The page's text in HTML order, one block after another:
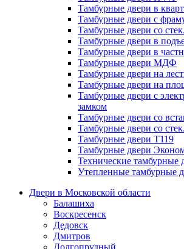
Тамбурные двери в
Тамбурные двери с
Тамбурные двери со
Тамбурные двери в
Тамбурные двери в
Тамбурные двери МДФ
Тамбурные двери на
Тамбурные двери на
Тамбурные двери с
замком
Тамбурные двери со
Тамбурные двери со
Тамбурные двери Т119
Тамбурные двери
Технические тамбурные
Утепленные тамбурные
Двери в Московской области
Балашиха
Воскресенск
Дедовск
Дмитров
Долгопрудный